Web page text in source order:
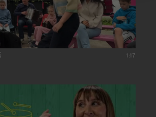
1:17